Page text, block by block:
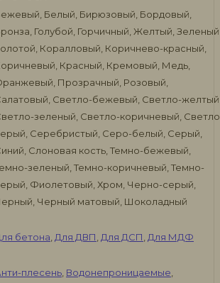
Белый, Бирюзовый, Бордовый,
Голубой, Горчичный, Желтый,
Коралловый, Коричнево-красный,
Красный, Кремовый, Медь,
Прозрачный, Розовый,
Светло-бежевый, Светло-
зеленый, Светло-коричневый,
Серебристый, Серо-белый, Серый,
Слоновая кость, Темно-бежевый,
зеленый, Темно-коричневый, Темно-
Фиолетовый, Хром, Черно-серый,
Черный матовый, Шоколадный
бетона,Для ДВП,Для ДСП,Для МДФ
плесень, Водонепроницаемые,